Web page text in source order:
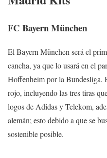
FC Bayern München
El Bayern München será el
cancha, ya que lo usará en el
Hoffenheim por la Bundesliga.
rojo, incluyendo las tres tiras
logos de Adidas y Telekom,
alemán; esto debido a que se
sostenible posible.